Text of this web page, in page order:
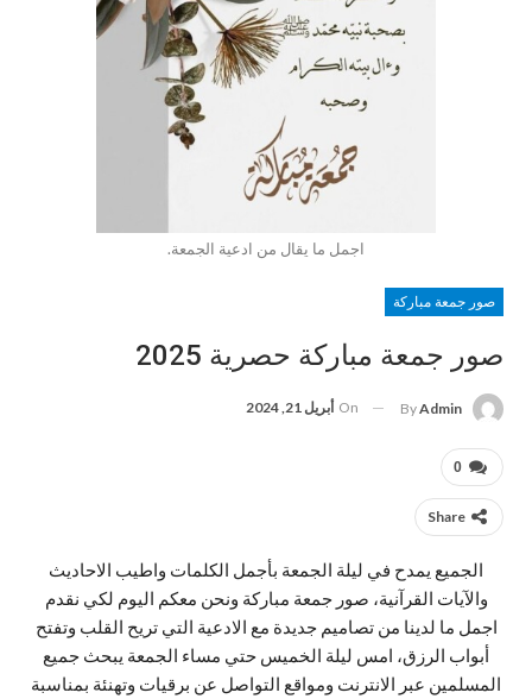
اجمل ما يقال من ادعية الجمعة.
صور جمعة مباركة
صور جمعة مباركة حصرية 2025
ByAdmin
On أبريل 21, 2024
0
Share
الجميع يمدح في ليلة الجمعة بأجمل الكلمات واطيب الاحاديث
والآيات القرآنية، صور جمعة مباركة ونحن معكم اليوم لكي نقدم
اجمل ما لدينا من تصاميم جديدة مع الادعية التي تريح القلب وتفتح
أبواب الرزق، امس ليلة الخميس حتي مساء الجمعة يبحث جميع
المسلمين عبر الانترنت ومواقع التواصل عن برقيات وتهنئة بمناسبة